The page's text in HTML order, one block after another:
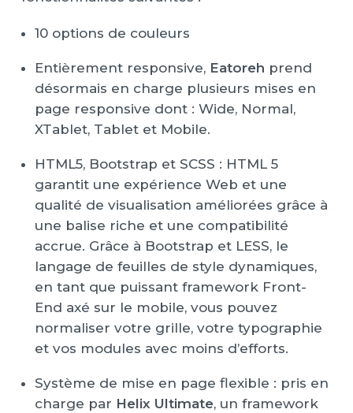
10 options de couleurs
Entièrement responsive, Eatoreh prend
désormais en charge plusieurs mises en
page responsive dont : Wide, Normal,
XTablet, Tablet et Mobile.
HTML5, Bootstrap et SCSS : HTML 5
garantit une expérience Web et une
qualité de visualisation améliorées grâce à
une balise riche et une compatibilité
accrue. Grâce à Bootstrap et LESS, le
langage de feuilles de style dynamiques,
en tant que puissant framework Front-
End axé sur le mobile, vous pouvez
normaliser votre grille, votre typographie
et vos modules avec moins d’efforts.
Système de mise en page flexible : pris en
charge par Helix Ultimate, un framework